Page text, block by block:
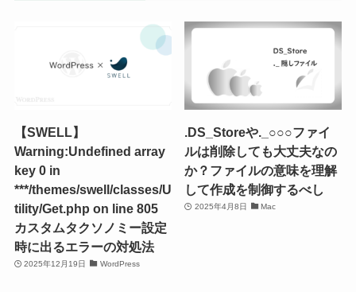
【SWELL】
Warning:Undefined array
key 0 in
***/themes/swell/classes/U
tility/Get.php on line 805
カスタムタクソノミー設定
時に出るエラーの対処法
2025年12月19日 WordPress
.DS_Storeや._○○○ファイ
ルは削除しても大丈夫なの
か？ファイルの意味を理解
して作成を制御するべし
2025年4月8日 Mac